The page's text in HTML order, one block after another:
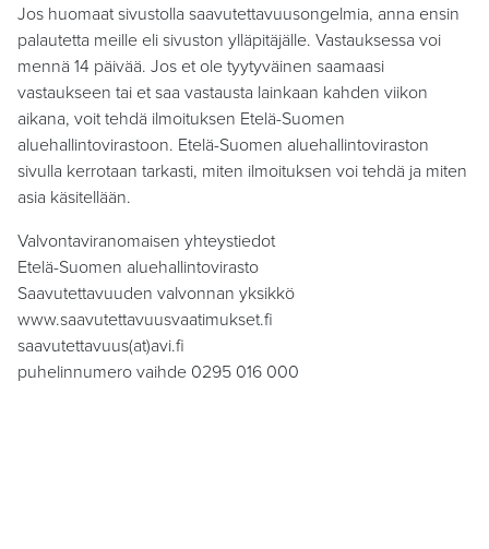
Jos huomaat sivustolla saavutettavuusongelmia, anna ensin
palautetta meille eli sivuston ylläpitäjälle. Vastauksessa voi
mennä 14 päivää. Jos et ole tyytyväinen saamaasi
vastaukseen tai et saa vastausta lainkaan kahden viikon
aikana, voit tehdä ilmoituksen Etelä-Suomen
aluehallintovirastoon. Etelä-Suomen aluehallintoviraston
sivulla kerrotaan tarkasti, miten ilmoituksen voi tehdä ja miten
asia käsitellään.
Valvontaviranomaisen yhteystiedot
Etelä-Suomen aluehallintovirasto
Saavutettavuuden valvonnan yksikkö
www.saavutettavuusvaatimukset.fi
saavutettavuus(at)avi.fi
puhelinnumero vaihde 0295 016 000